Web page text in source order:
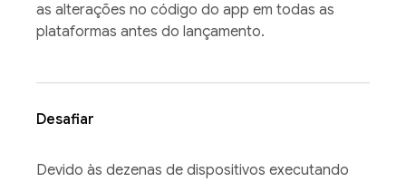
as alterações no código do app em todas as
plataformas antes do lançamento.
Desafiar
Devido às dezenas de dispositivos executando